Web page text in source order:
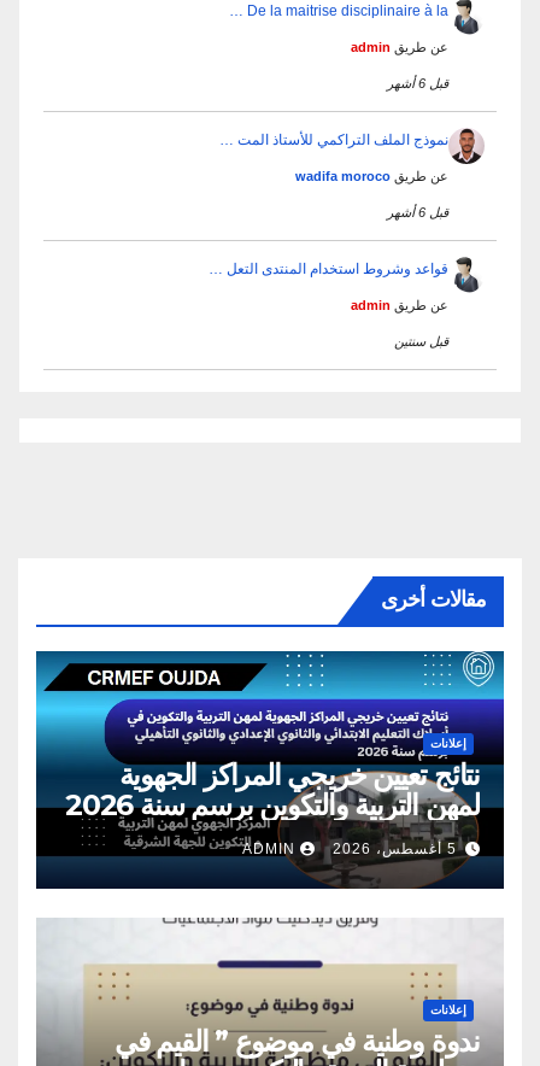
De la maitrise disciplinaire à la …
عن طريق admin
قبل 6 أشهر
نموذج الملف التراكمي للأستاذ المت …
عن طريق wadifa moroco
قبل 6 أشهر
قواعد وشروط استخدام المنتدى التعل …
عن طريق admin
قبل سنتين
مقالات أخرى
إعلانات
نتائج تعيين خريجي المراكز الجهوية
لمهن التربية والتكوين برسم سنة 2026
5 أغسطس، 2026 ADMIN
إعلانات
ندوة وطنية في موضوع ” القيم في